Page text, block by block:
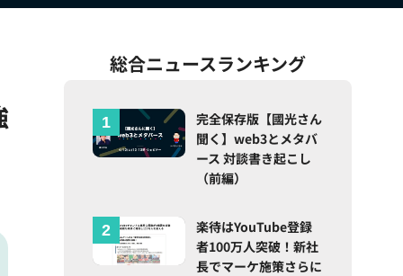
総合ニュースランキング
完全保存版【國光さん
聞く】web3とメタバ
ース 対談書き起こし
（前編）
楽待はYouTube登録
者100万人突破！新社
長でマーケ施策さらに